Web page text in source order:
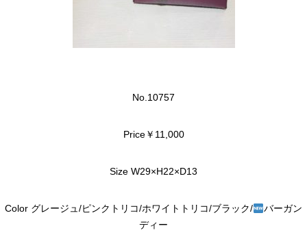
No.10757
Price￥11,000
Size W29×H22×D13
Color グレージュ/ピンクトリコ/ホワイトトリコ/ブラック/
バーガン
ディー